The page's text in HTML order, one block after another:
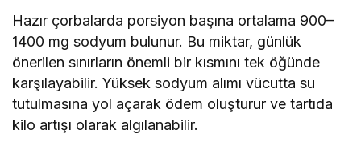
Hazır çorbalarda porsiyon başına ortalama 900–
1400 mg sodyum bulunur. Bu miktar, günlük
önerilen sınırların önemli bir kısmını tek öğünde
karşılayabilir. Yüksek sodyum alımı vücutta su
tutulmasına yol açarak ödem oluşturur ve tartıda
kilo artışı olarak algılanabilir.